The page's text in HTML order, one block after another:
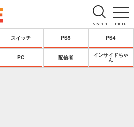
menu
search
スイッチ PS5 PS4
PC 配信者
インサイドちゃ
ん